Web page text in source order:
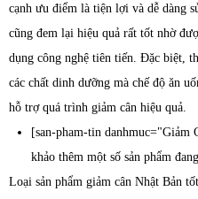
cạnh ưu điểm là tiện lợi và dễ dàng
cũng đem lại hiệu quả rất tốt nhờ
dụng công nghệ tiên tiến. Đặc biệt,
các chất dinh dưỡng mà chế độ ăn
hỗ trợ quá trình giảm cân hiệu quả.
[san-pham-tin
khảo thêm một số sản phẩm
Loại sản phẩm giảm cân Nhật Bản